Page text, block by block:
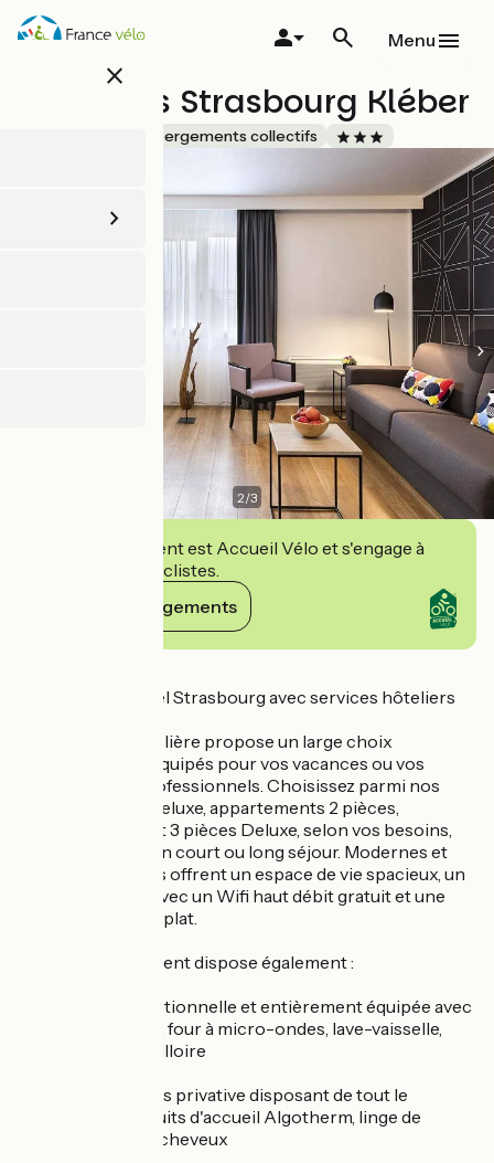
Aller
au
close
Menu
Citadines Strasbourg Kléber
Hébergements collectifs
2/3
Cet établissement est Accueil Vélo et s'engage à
accueillir des cyclistes.
Voir ses engagements
Notre appart hôtel Strasbourg avec services hôteliers
La résidence hôtelière propose un large choix
d'appartements équipés pour vos vacances ou vos
déplacements professionnels. Choisissez parmi nos
studios, studios Deluxe, appartements 2 pièces,
appartements 2 et 3 pièces Deluxe, selon vos besoins,
que ce soit pour un court ou long séjour. Modernes et
confortables, tous offrent un espace de vie spacieux, un
accès à internet avec un Wifi haut débit gratuit et une
télévision à écran plat.
Chaque appartement dispose également :
d'une cuisine fonctionnelle et entièrement équipée avec
plaque de cuisson, four à micro-ondes, lave-vaisselle,
réfrigérateur, bouilloire
d'une salle de bains privative disposant de tout le
nécessaire : produits d'accueil Algotherm, linge de
toilette et sèche-cheveux